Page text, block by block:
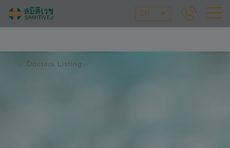
ZH
Doctors Listing